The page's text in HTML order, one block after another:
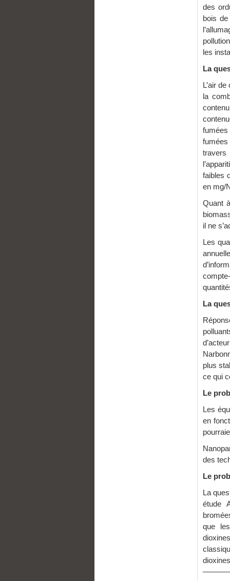
des
bois
les
La
L’air
la
fumées
fumées
faibles
en mg/
Quant
il ne
Les
La
plus
ce qui
Le
Les
en
des
Le
La
étude
que